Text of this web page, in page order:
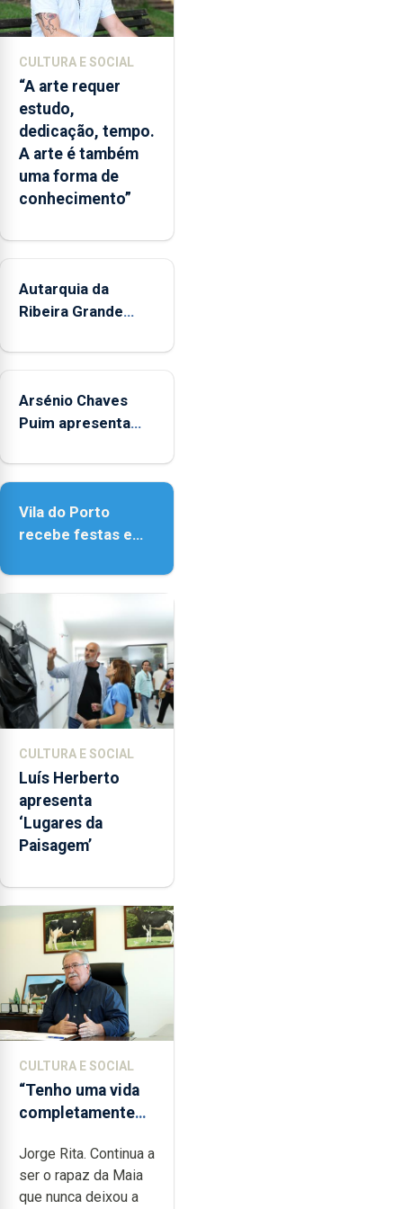
e
núcleos
integrados
na
Rede
Municipal
de
Museus
aos
durante
mês
de
entre
14h00
e
18h00.
CULTURA E SOCIAL
“A arte requer
estudo,
dedicação, tempo.
A arte é também
uma forma de
conhecimento”
Autarquia da
Ribeira Grande
"Museus no Verão"
Arsénio Chaves
Puim apresenta
de Vila do Porto
Vila do Porto
recebe festas em
Senhora da
CULTURA E SOCIAL
Luís Herberto
apresenta
‘Lugares da
Paisagem’
CULTURA E SOCIAL
“Tenho uma vida
completamente
dedicação, gosto
e muita paixão”
Jorge Rita. Continua a
ser o rapaz da Maia
que nunca deixou a